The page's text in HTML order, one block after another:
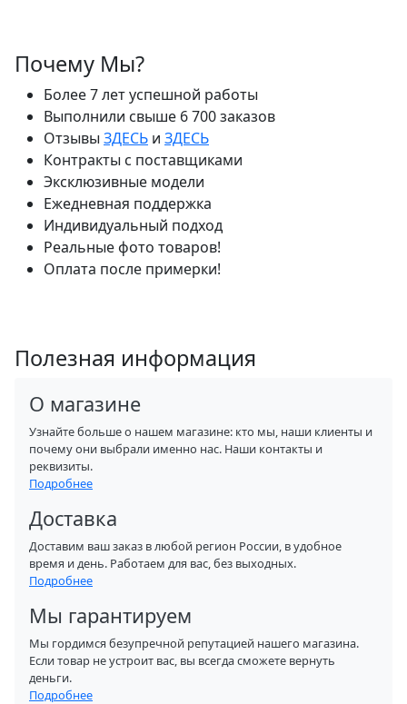
Почему Мы?
Более 7 лет успешной работы
Выполнили свыше 6 700 заказов
Отзывы ЗДЕСЬ и ЗДЕСЬ
Контракты с поставщиками
Эксклюзивные модели
Ежедневная поддержка
Индивидуальный подход
Реальные фото товаров!
Оплата после примерки!
Полезная информация
О магазине
Узнайте больше о нашем магазине: кто мы, наши клиенты и
почему они выбрали именно нас. Наши контакты и
реквизиты.
Подробнее
Доставка
Доставим ваш заказ в любой регион России, в удобное
время и день. Работаем для вас, без выходных.
Подробнее
Мы гарантируем
Мы гордимся безупречной репутацией нашего магазина.
Если товар не устроит вас, вы всегда сможете вернуть
деньги.
Подробнее